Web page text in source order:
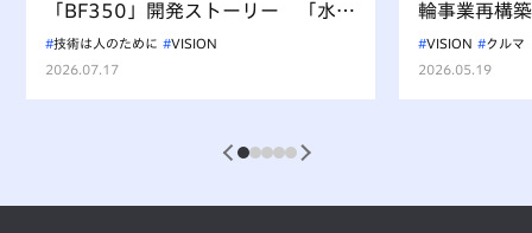
「BF350」開発ストーリー 「水上
を走るもの、水を汚すべからず」を
受け継ぐ挑戦
技術は人のために
VISION
2026.07.17
輪事業再構
VISION
クルマ
2026.05.19
1 2 3 4 5